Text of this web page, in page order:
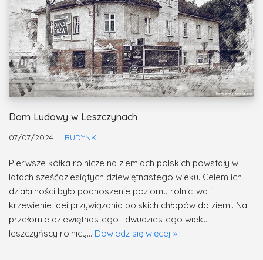
Dom Ludowy w Leszczynach
07/07/2024 BUDYNKI
Pierwsze kółka rolnicze na ziemiach polskich powstały w
latach sześćdziesiątych dziewiętnastego wieku. Celem ich
działalności było podnoszenie poziomu rolnictwa i
krzewienie idei przywiązania polskich chłopów do ziemi. Na
przełomie dziewiętnastego i dwudziestego wieku
leszczyńscy rolnicy… Dowiedz się więcej »